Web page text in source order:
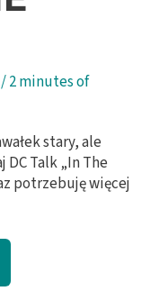
/2 minutes of
stary, ale
DC Talk „In The
potrzebuję więcej